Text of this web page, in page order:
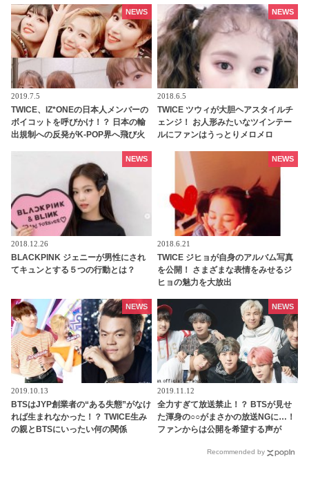
2019.7.5
TWICE、IZ*ONEの日本人メンバーの
ボイコットを呼びかけ！？ 日本の輸
出規制への反発がK-POP界へ飛び火
NEWS
2018.6.5
TWICE ツウィが大胆ヘアスタイルチ
ェンジ！ お人形みたいなツインテー
ルにファンはうっとりメロメロ
NEWS
2018.12.26
BLACKPINK ジェニーが男性にされ
てキュンとする５つの行動とは？
NEWS
2018.6.21
TWICE ジヒョが自身のアルバム写真
を公開！ さまざまな表情をみせるジ
ヒョの魅力を大放出
NEWS
2019.10.13
BTSはJYP創業者の“ある失態”がなけ
れば生まれなかった！？ TWICE生み
の親とBTSにいったい何の関係
NEWS
2019.11.12
全力すぎて放送禁止！？ BTSが見せ
た渾身の○○がまさかの放送NGに…！
ファンからは公開を希望する声が
おふざけにほっこり
NEWS
Recommended by